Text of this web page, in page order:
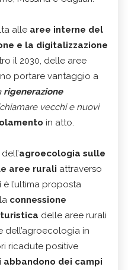
alle aree interne del
e la digitalizzazione
il 2030, delle aree
portare vantaggio a
rigenerazione
vecchi e nuovi
in atto.
agroecologia sulle
aree rurali attraverso
è l’ultima proposta
connessione
delle aree rurali
in
ricadute positive
abbandono dei campi